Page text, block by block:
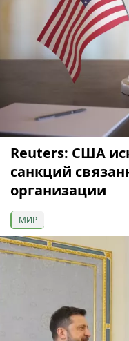
Reuters: США
санкций
организации
МИР